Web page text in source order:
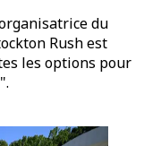
du
Rush est
les options pour